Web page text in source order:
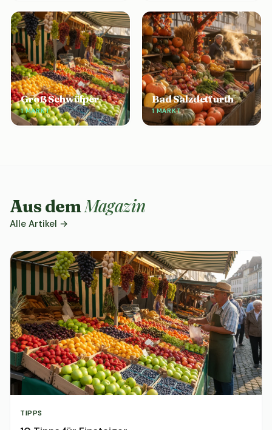
Groß Schwülper
1 MARKT
Bad Salzdetfurth
1 MARKT
Aus demMagazin
Alle Artikel →
TIPPS